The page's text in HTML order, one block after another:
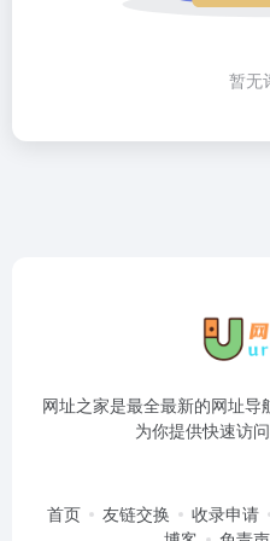
暂无
网址之家是最全最新的网址导
为你提供快速访
首页 友链交换 收录申请